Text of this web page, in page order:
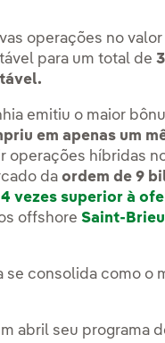
operações no
para um total de
emitiu o maior
em apenas um
operações híbridas
daordem de 9
vezes superior à
offshoreSaint-
se consolida como o
abril seu programa